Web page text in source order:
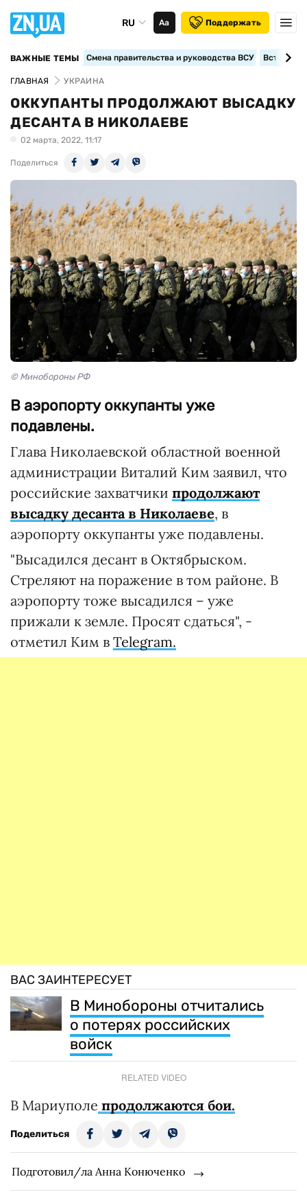
RU Аа Поддержать
ВАЖНЫЕ ТЕМЫ Смена правительства и руководства ВСУ
ГЛАВНАЯ УКРАИНА
ОККУПАНТЫ ПРОДОЛЖАЮТ ВЫСАДКУ
ДЕСАНТА В НИКОЛАЕВЕ
02 марта, 2022, 11:17
Поделиться
© Минобороны РФ
В аэропорту оккупанты уже
подавлены.
Глава Николаевской областной военной
администрации Виталий Ким заявил, что
российские захватчики продолжают
высадку десанта в Николаеве, в
аэропорту оккупанты уже подавлены.
"Высадился десант в Октябрыском.
Стреляют на поражение в том районе. В
аэропорту тоже высадился – уже
прижали к земле. Просят сдаться", -
отметил Ким в Telegram.
ВАС ЗАИНТЕРЕСУЕТ
В Минобороны отчитались
о потерях российских
войск
RELATED VIDEO
В Мариуполе продолжаются бои.
Поделиться
Подготовил/ла Анна Конюченко